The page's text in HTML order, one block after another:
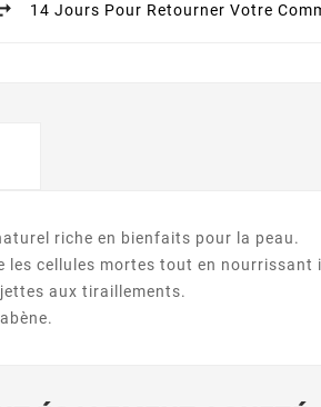
14 Jours Pour Retourner Votre
riche en bienfaits pour la peau.
les cellules mortes tout en nourrissant
aux tiraillements.